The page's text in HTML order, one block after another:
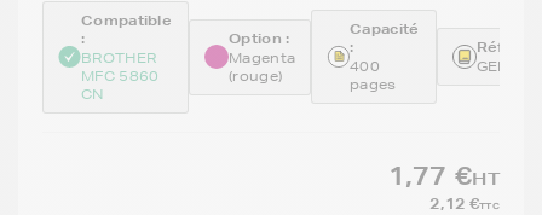
Compatible
:
BROTHER
MFC 5860
CN
Option :
Magenta
(rouge)
Capacité
:
400
pages
1,77 €HT
2,12 €TTC